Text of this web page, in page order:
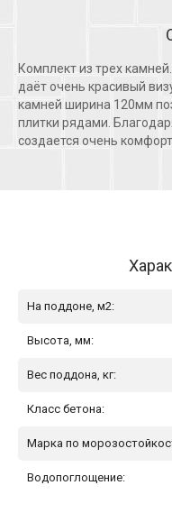
Комплект из трех
даёт очень красивый
камней ширина 120мм
плитки рядами.
создается очень
На поддоне, м2:
Высота, мм:
Вес поддона, кг:
Класс бетона:
Марка по
Водопоглощение: